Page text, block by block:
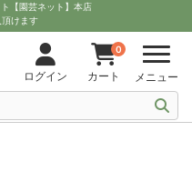
ト【園芸ネット】本店
けます
ログイン
0
カート メニュー